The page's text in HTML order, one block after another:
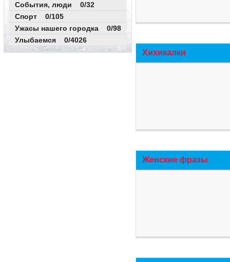
События, люди 0/32
Спорт 0/105
Ужасы нашего городка 0/98
Улыбаемся 0/4026
Хихикалки
Женские фразы